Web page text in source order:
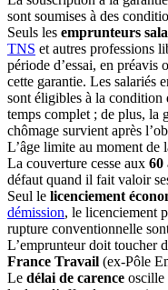
sont soumises à des
Seuls les emprunteurs
TNS et autres professions
période d’essai, en préavis
cette garantie. Les salariés
sont éligibles à la condition
temps complet ; de plus, la
chômage survient après
L’âge limite au moment de
La couverture cesse aux 60
défaut quand il fait valoir
Seul le licenciement
démission, le licenciement
rupture conventionnelle
L’emprunteur doit toucher
France Travail (ex-Pôle
Le délai de carence oscille